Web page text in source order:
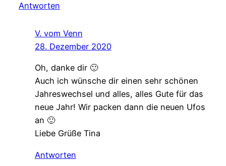
Antworten
V. vom Venn
28. Dezember 2020
Oh, danke dir 🙂
Auch ich wünsche dir einen sehr schönen
Jahreswechsel und alles, alles Gute für das
neue Jahr! Wir packen dann die neuen Ufos
an 🙂
Liebe Grüße Tina
Antworten